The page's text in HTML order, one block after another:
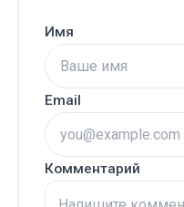
Имя
Email
Комментарий